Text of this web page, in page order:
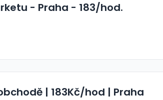
- Praha - 183/hod.
| 183Kč/hod | Praha